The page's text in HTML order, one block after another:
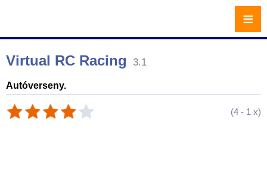
Virtual RC Racing 3.1
Autóverseny.
(4 - 1 x)
≡